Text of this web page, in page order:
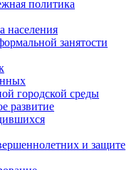
политика
населения
занятости
городской среды
развитие
и защите